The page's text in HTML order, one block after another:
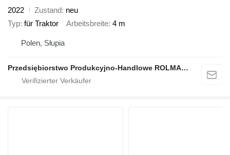
2022
Zustand neu
Typ für Traktor Arbeitsbreite 4 m
Polen, Słupia
Przedsiębiorstwo Produkcyjno-Handlowe ROLMAPOL Marcin Dziekan